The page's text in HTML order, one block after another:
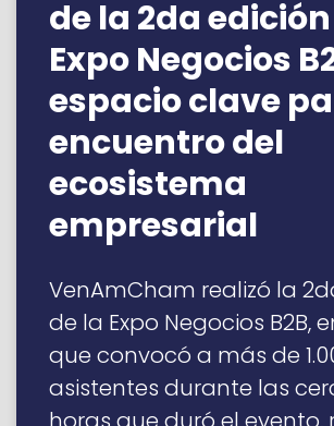
de la 2da
Expo Negocios
espacio clave
encuentro del
ecosistema
empresarial
VenAmCham realizó la
de la Expo Negocios B2B,
que convocó a más de
asistentes durante las